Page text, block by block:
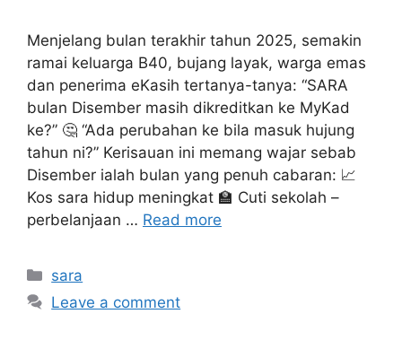
Menjelang bulan terakhir tahun 2025, semakin
ramai keluarga B40, bujang layak, warga emas
dan penerima eKasih tertanya-tanya: “SARA
bulan Disember masih dikreditkan ke MyKad
ke?” 🤔 “Ada perubahan ke bila masuk hujung
tahun ni?” Kerisauan ini memang wajar sebab
Disember ialah bulan yang penuh cabaran: 📈
Kos sara hidup meningkat 🏫 Cuti sekolah –
perbelanjaan … Read more
Categories
sara
Leave a comment